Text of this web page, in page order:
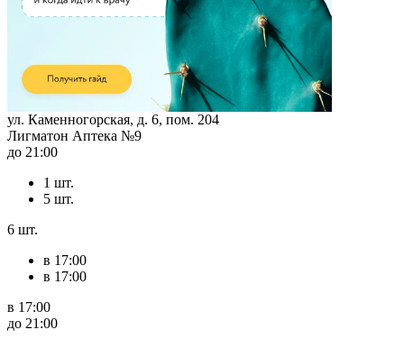
ул. Каменногорская, д. 6, пом. 204
Лигматон Аптека №9
до 21:00
1 шт.
5 шт.
6 шт.
в 17:00
в 17:00
в 17:00
до 21:00